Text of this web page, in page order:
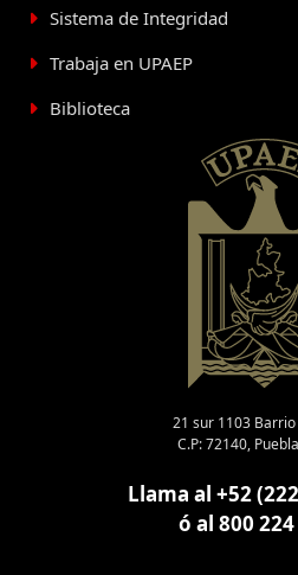
Sistema de Integridad
Trabaja en UPAEP
Biblioteca
21 sur 1103
C.P: 72140,
Llama al +52
ó al 800